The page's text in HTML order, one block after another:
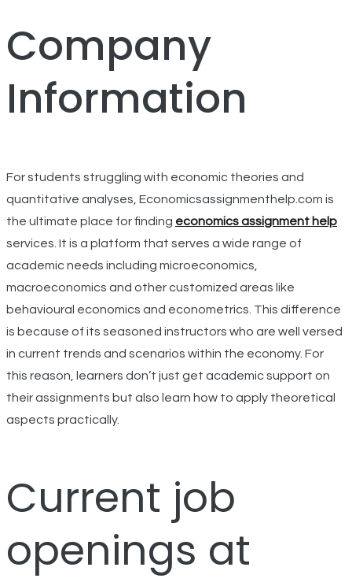
Company
Information
For students struggling with economic theories and
quantitative analyses, Economicsassignmenthelp.com is
the ultimate place for finding economics assignment help
services. It is a platform that serves a wide range of
academic needs including microeconomics,
macroeconomics and other customized areas like
behavioural economics and econometrics. This difference
is because of its seasoned instructors who are well versed
in current trends and scenarios within the economy. For
this reason, learners don’t just get academic support on
their assignments but also learn how to apply theoretical
aspects practically.
Current job
openings at